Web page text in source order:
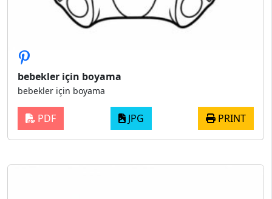
bebekler için boyama
bebekler için boyama
PDF JPG PRINT